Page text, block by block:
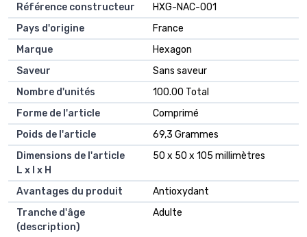
Référence constructeur
HXG-NAC-001
Pays d'origine
France
Marque
Hexagon
Saveur
Sans saveur
Nombre d'unités
100.00 Total
Forme de l'article
Comprimé
Poids de l'article
69,3 Grammes
Dimensions de l'article
L x l x H
50 x 50 x 105 millimètres
Avantages du produit
Antioxydant
Tranche d'âge
(description)
Adulte